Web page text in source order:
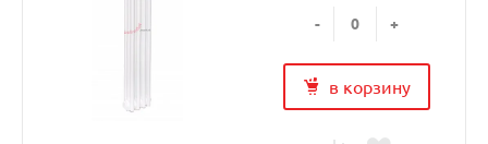
- +
в корзину